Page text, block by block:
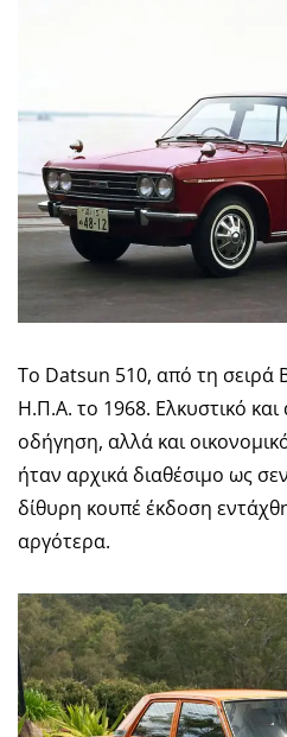
Το Datsun 510, από τη σειρά
Η.Π.Α. το 1968. Ελκυστικό
οδήγηση, αλλά και
ήταν αρχικά διαθέσιμο ως
δίθυρη κουπέ έκδοση
αργότερα.